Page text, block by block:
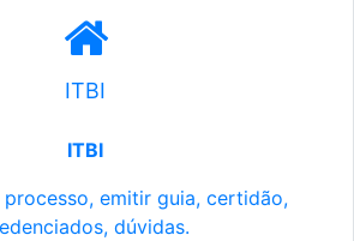
ITBI
ITBI
emitir guia, certidão,
dúvidas.